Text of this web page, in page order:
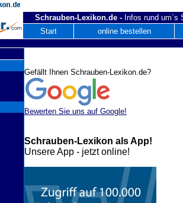
Schrauben-Lexikon.de - Infos rund um´s
Start
online bestellen
Gefällt Ihnen Schrauben-Lexikon.de?
Bewerten Sie uns auf Google!
Schrauben-Lexikon als App!
Unsere App - jetzt online!